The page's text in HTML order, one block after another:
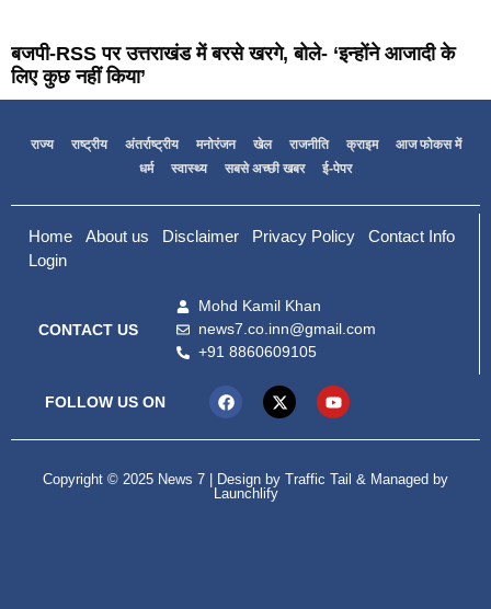
बजपी-RSS पर उत्तराखंड में बरसे खरगे, बोले- ‘इन्होंने आजादी के
लिए कुछ नहीं किया’
राज्य राष्ट्रीय अंतर्राष्ट्रीय मनोरंजन खेल राजनीति क्राइम
आज फोकस में
धर्म
स्वास्थ्य सबसे अच्छी खबर ई-पेपर
Home About us Disclaimer Privacy Policy
Contact Info
Login
CONTACT US
Mohd Kamil Khan
news7.co.inn@gmail.com
+91 8860609105
FOLLOW US ON
Copyright © 2025 News 7 | Design by Traffic Tail & Managed by
Launchlify